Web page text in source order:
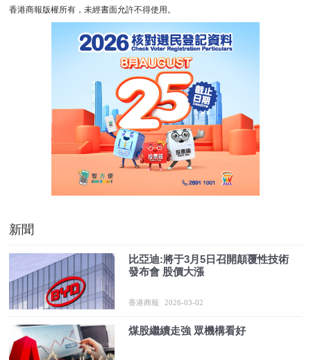
香港商報版權所有，未經書面允許不得使用。
新聞
比亞迪:將于3月5日召開顛覆性技術
發布會 股價大漲
香港商報 2026-03-02
煤股繼續走強 眾機構看好